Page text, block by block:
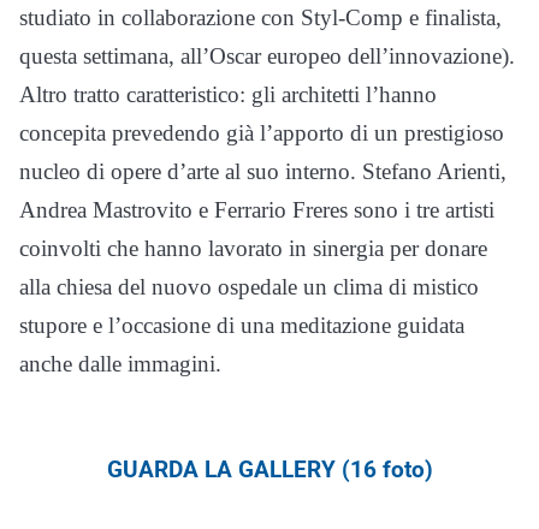
studiato in collaborazione con Styl-Comp e finalista,
questa settimana, all’Oscar europeo dell’innovazione).
Altro tratto caratteristico: gli architetti l’hanno
concepita prevedendo già l’apporto di un prestigioso
nucleo di opere d’arte al suo interno. Stefano Arienti,
Andrea Mastrovito e Ferrario Freres sono i tre artisti
coinvolti che hanno lavorato in sinergia per donare
alla chiesa del nuovo ospedale un clima di mistico
stupore e l’occasione di una meditazione guidata
anche dalle immagini.
GUARDA LA GALLERY (16 foto)